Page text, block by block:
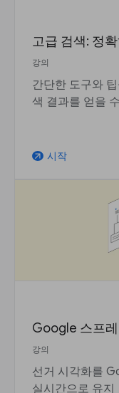
고급 검색: 정
강의
간단한 도구와
색 결과를 얻을
arrow_outward 시작
Google 스프
강의
선거 시각화를
실시간으로 유지